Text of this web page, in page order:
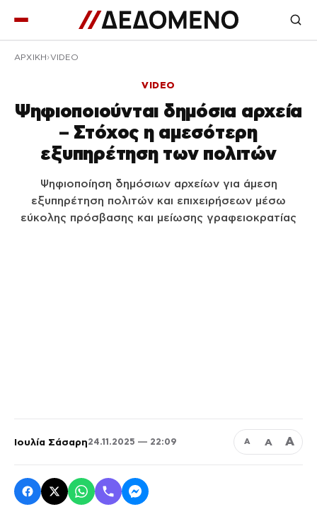
ΑΡΧΙΚΉ VIDEO
VIDEO
Ψηφιοποιούνται δημόσια αρχεία
– Στόχος η αμεσότερη
εξυπηρέτηση των πολιτών
Ψηφιοποίηση δημόσιων αρχείων για άμεση
εξυπηρέτηση πολιτών και επιχειρήσεων μέσω
εύκολης πρόσβασης και μείωσης γραφειοκρατίας
Ιουλία Σάσαρη24.11.2025 — 22:09 Α Α Α